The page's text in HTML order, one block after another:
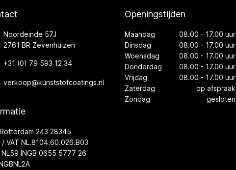
Noordeinde 57J
2761 BR Zevenhuizen
+31 (0) 79 593 12 34
verkoop@kunststofcoatings.nl
243 28345
/ VAT NL.8104.60.026.B03
NL59 INGB 0655 5777 26
Openingstijden
Maandag
08.00 - 17.00 uur
Dinsdag
08.00 - 17.00 uur
Woensdag
08.00 - 17.00 uur
Donderdag
08.00 - 17.00 uur
Vrijdag
08.00 - 17.00 uur
Zaterdag
op afspraak
Zondag
gesloten